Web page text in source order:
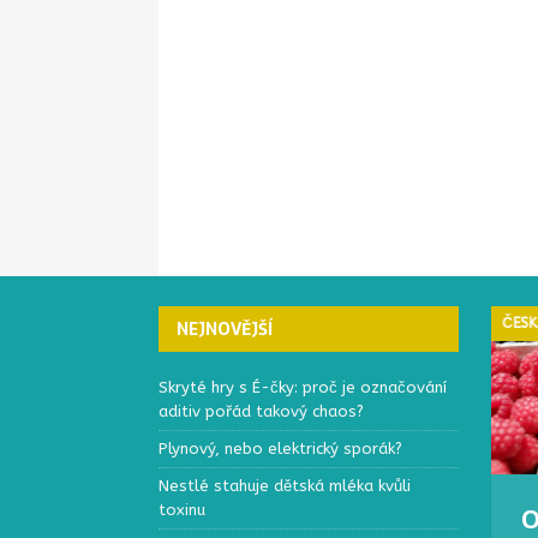
NEJNOVĚJŠÍ
Skryté hry s É-čky: proč je označování
aditiv pořád takový chaos?
Plynový, nebo elektrický sporák?
Nestlé stahuje dětská mléka kvůli
toxinu
ČESKÁ REPUBLIKA
Elektronický systém